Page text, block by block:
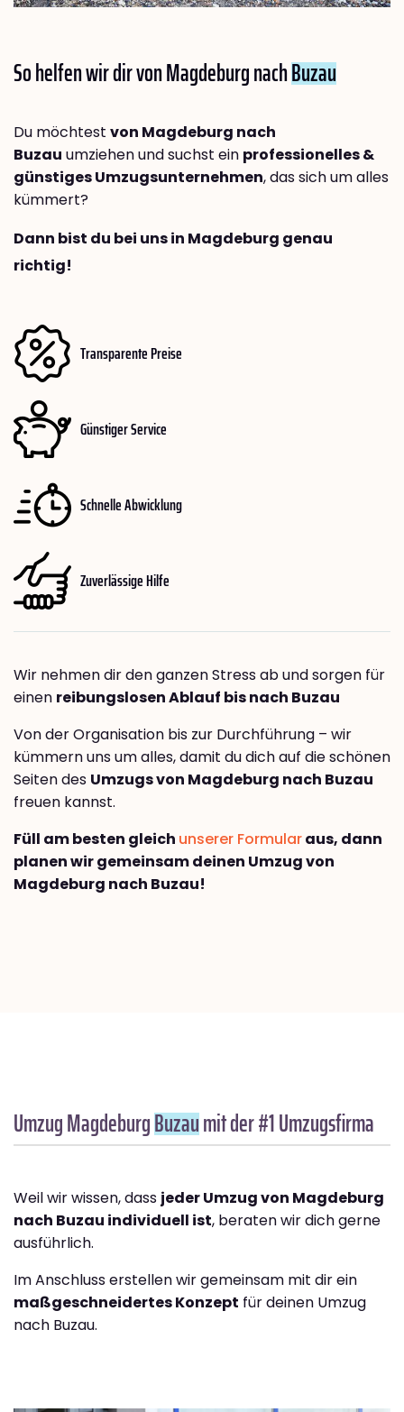
So helfen wir dir von Magdeburg nachBuzau
Du möchtest von Magdeburg nach
Buzau umziehen und suchst ein professionelles &
günstiges Umzugsunternehmen, das sich um alles
kümmert?
Dann bist du bei uns in Magdeburg genau
richtig!
Transparente Preise
Günstiger Service
Schnelle Abwicklung
Zuverlässige Hilfe
Wir nehmen dir den ganzen Stress ab und sorgen für
einen reibungslosen Ablauf bis nach Buzau
Von der Organisation bis zur Durchführung – wir
kümmern uns um alles, damit du dich auf die schönen
Seiten des Umzugs von Magdeburg nach Buzau
freuen kannst.
Füll am besten gleich unserer Formularaus, dann
planen wir gemeinsam deinen Umzug von
Magdeburg nach Buzau!
Umzug MagdeburgBuzaumit der #1 Umzugsfirma
Weil wir wissen, dass jeder Umzug von Magdeburg
nach Buzau individuell ist, beraten wir dich gerne
ausführlich.
Im Anschluss erstellen wir gemeinsam mit dir ein
maßgeschneidertes Konzept für deinen Umzug
nach Buzau.